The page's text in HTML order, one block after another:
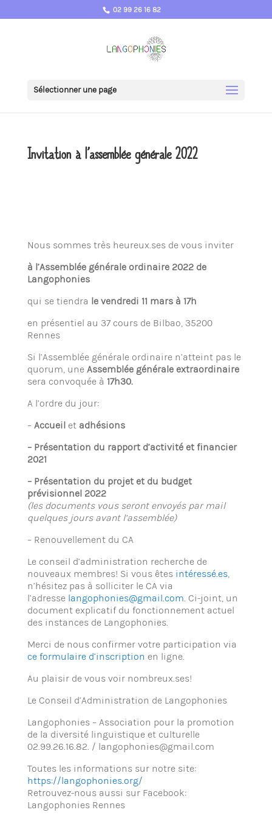
02 99 26 16 82
Sélectionner une page
Invitation à l’assemblée générale 2022
Nous sommes très heureux.ses de vous inviter
à l’Assemblée générale ordinaire 2022 de
Langophonies
qui se tiendra le vendredi 11 mars à 17h
en présentiel au 37 cours de Bilbao, 35200
Rennes
Si l’Assemblée générale ordinaire n’atteint pas le
quorum, une Assemblée générale extraordinaire
sera convoquée à 17h30.
A l’ordre du jour:
– Accueil et adhésions
– Présentation du rapport d’activité et financier
2021
– Présentation du projet et du budget
prévisionnel 2022
(les documents vous seront envoyés par mail
quelques jours avant l’assemblée)
– Renouvellement du CA
Le conseil d’administration recherche de
nouveaux membres! Si vous êtes intéressé.es,
n’hésitez pas à solliciter le CA via
l’adresse langophonies@gmail.com. Ci-joint, un
document explicatif du fonctionnement actuel
des instances de Langophonies.
Merci de nous confirmer votre participation via
ce formulaire d’inscription en ligne.
Au plaisir de vous voir nombreux.ses!
Le Conseil d’Administration de Langophonies
Langophonies – Association pour la promotion
de la diversité linguistique et culturelle
02.99.26.16.82. / langophonies@gmail.com
Toutes les informations sur notre site:
https://langophonies.org/
Retrouvez-nous aussi sur Facebook:
Langophonies Rennes